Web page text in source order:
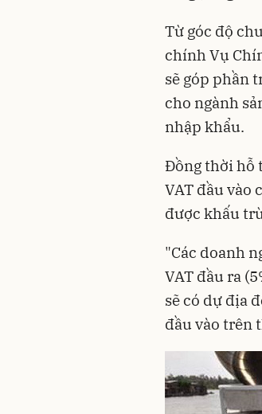
Từ góc độ
chính Vụ
sẽ góp phần
cho ngành
nhập khẩu.
Đồng thời hỗ
VAT đầu vào
được khấu
"Các doanh
VAT đầu ra
sẽ có dự địa
đầu vào trên